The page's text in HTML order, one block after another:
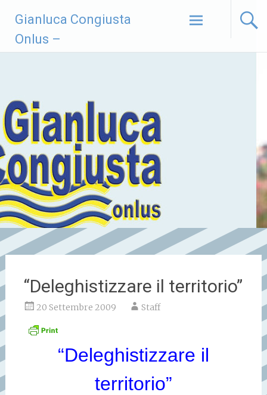
contenuto
Gianluca Congiusta
Onlus –
“Deleghistizzare il territorio”
20 Settembre 2009 Staff
“Deleghistizzare il
territorio”